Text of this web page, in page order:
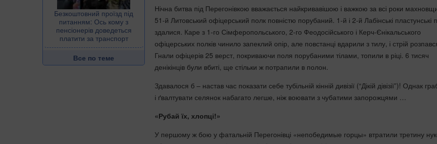
Безкоштовний проїзд під
питанням: Ось кому з
пенсіонерів доведеться
платити за транспорт
Все по теме
Нічна битва під Перегонівкою вважається найкривавішою і важкою за всі роки
51-й Литовський офіцерський полк повністю порубаний. 1-й і 2-й Лабінські пластунські
здалися. Каре з 1-го Сімферопольського, 2-го Феодосійського і Керч-Єнікальського
офіцерських полків чинило запеклий опір, але повстанці вдарили з тилу, і стрій
Гнали офіцерів 25 верст, покриваючи поля порубаними тілами, топили в ріці. 6 тисяч
денікінців були вбиті, ще стільки ж потрапили в полон.
Здавалося б – настав час показати себе тубільній кінній дивізії (“Дікій дівізії”)! Однак
і ґвалтувати селянок набагато легше, ніж воювати з чубатими запорожцями …
«Рубай їх, хлопці!»
У першому ж бою у фатальній Перегонівці «непобедимые горцы» втратили третину